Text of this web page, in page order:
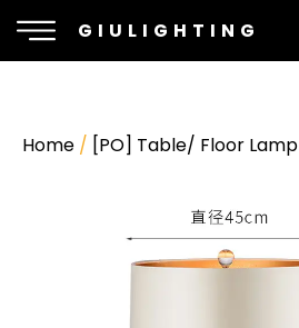
GIULIGHTING
Home / [PO] Table/ Floor Lamp